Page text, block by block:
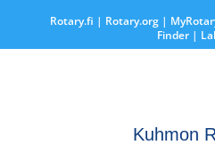
Rotary.fi | Rotary.org|
Finder|
Kuhmon